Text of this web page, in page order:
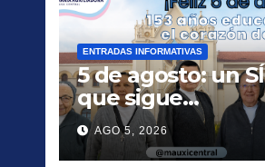
ENTRADAS INFORMATIVAS
5 de agosto: un SÍ
que sigue
transformando
vidas
AGO 5, 2026